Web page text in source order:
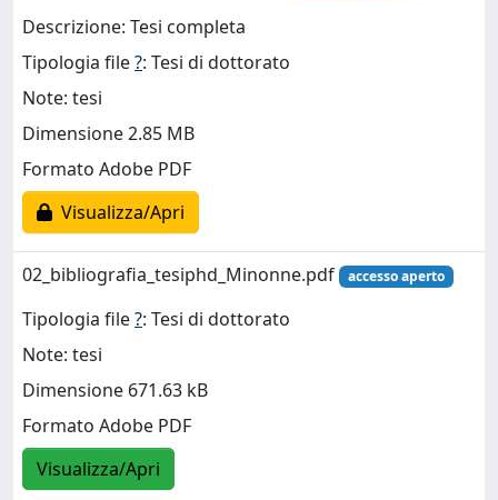
Descrizione: Tesi completa
Tipologia file?: Tesi di dottorato
Note: tesi
Dimensione 2.85 MB
Formato Adobe PDF
Visualizza/Apri
02_bibliografia_tesiphd_Minonne.pdf accesso aperto
Tipologia file?: Tesi di dottorato
Note: tesi
Dimensione 671.63 kB
Formato Adobe PDF
Visualizza/Apri